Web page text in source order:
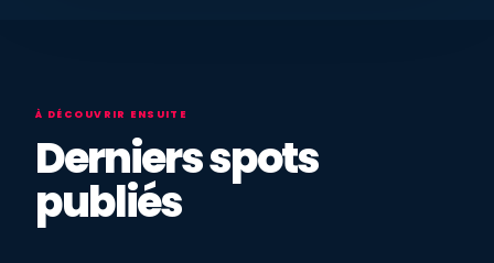
À DÉCOUVRIR ENSUITE
Derniers spots
publiés